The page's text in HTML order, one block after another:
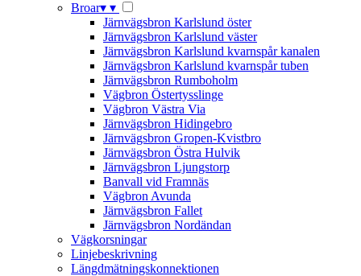
Broar▾ ▾
Järnvägsbron Karlslund öster
Järnvägsbron Karlslund väster
Järnvägsbron Karlslund kvarnspår kanalen
Järnvägsbron Karlslund kvarnspår tuben
Järnvägsbron Rumboholm
Vägbron Östertysslinge
Vägbron Västra Via
Järnvägsbron Hidingebro
Järnvägsbron Gropen-Kvistbro
Järnvägsbron Östra Hulvik
Järnvägsbron Ljungstorp
Banvall vid Framnäs
Vägbron Avunda
Järnvägsbron Fallet
Järnvägsbron Nordändan
Vägkorsningar
Linjebeskrivning
Längdmätningskonnektionen